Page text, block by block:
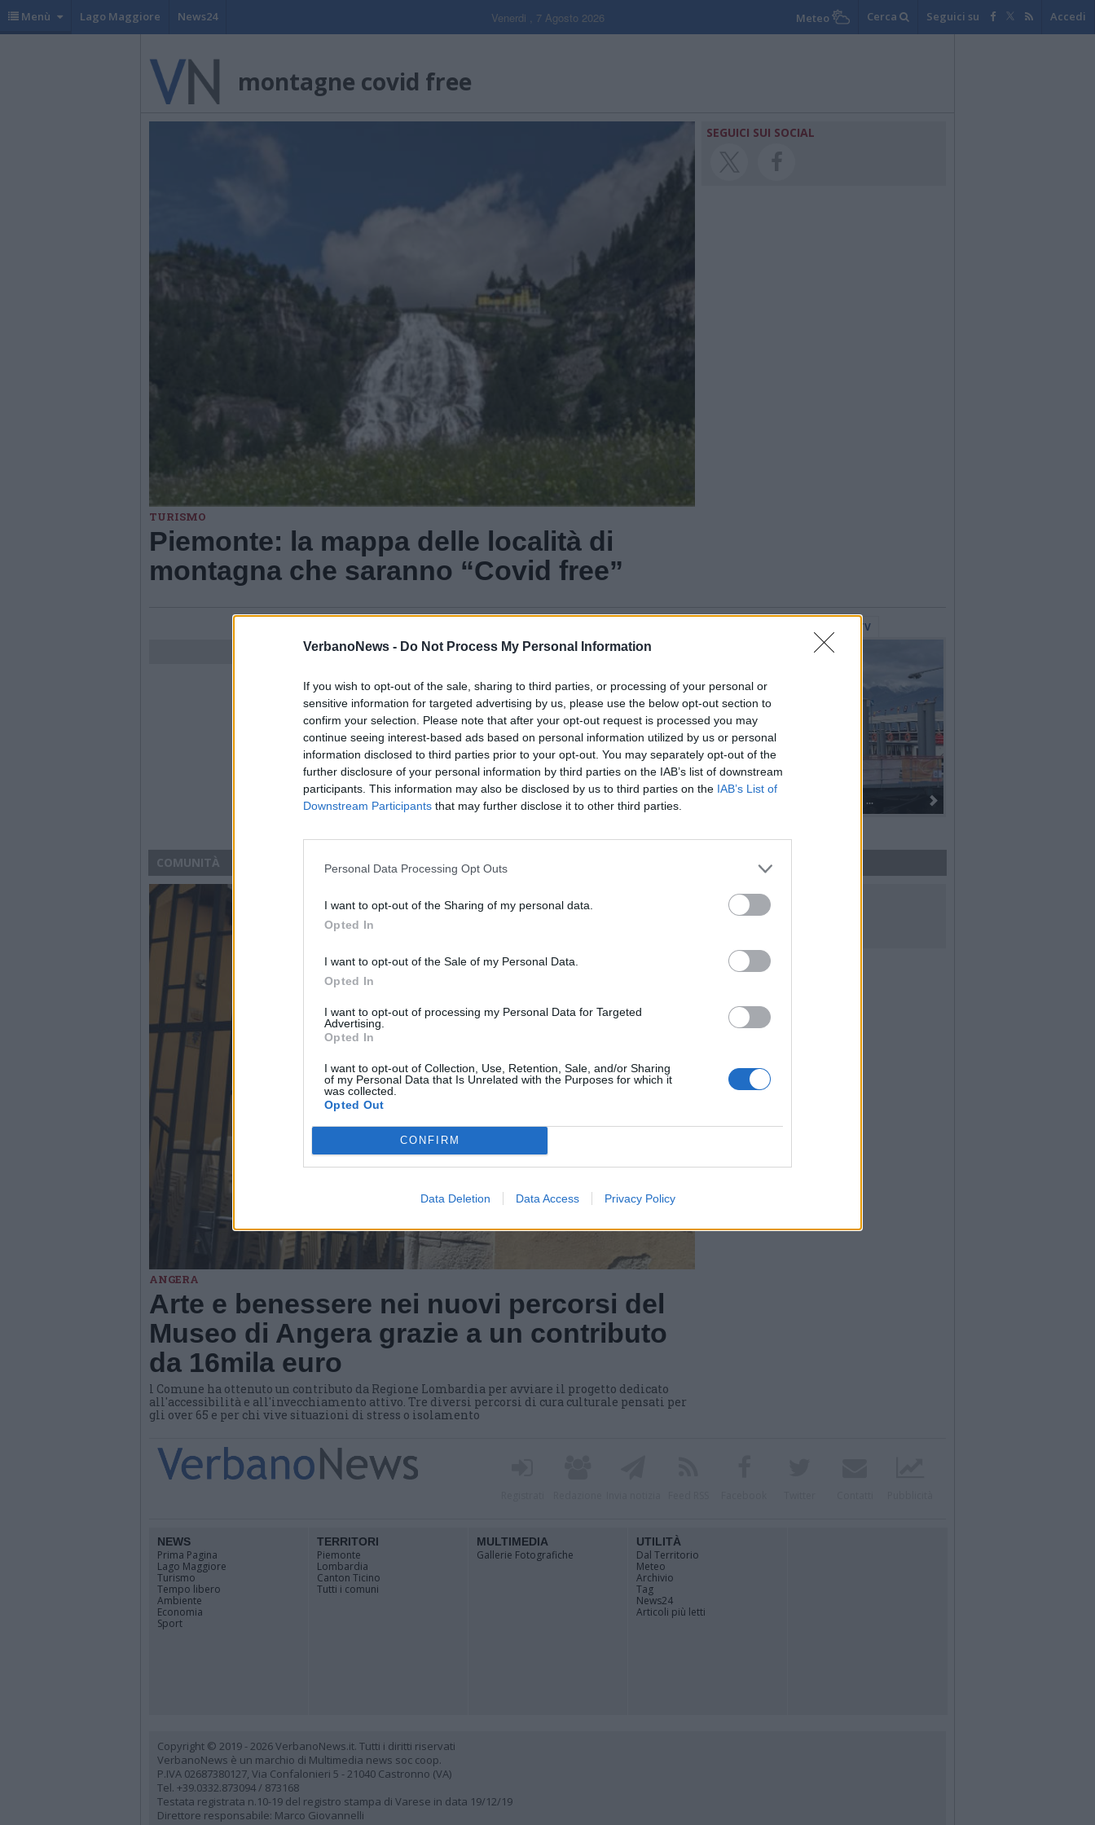
VerbanoNews - Do Not Process My Personal Information
If you wish to opt-out of the sale, sharing to third parties, or processing of your personal or
sensitive information for targeted advertising by us, please use the below opt-out section to
confirm your selection. Please note that after your opt-out request is processed you may
continue seeing interest-based ads based on personal information utilized by us or personal
information disclosed to third parties prior to your opt-out. You may separately opt-out of the
further disclosure of your personal information by third parties on the IAB’s list of downstream
participants. This information may also be disclosed by us to third parties on the IAB’s List of
Downstream Participants that may further disclose it to other third parties.
Personal Data Processing Opt Outs
I want to opt-out of the Sharing of my personal data.
Opted In
I want to opt-out of the Sale of my Personal Data.
Opted In
I want to opt-out of processing my Personal Data for Targeted
Advertising.
Opted In
I want to opt-out of Collection, Use, Retention, Sale, and/or Sharing
of my Personal Data that Is Unrelated with the Purposes for which it
was collected.
Opted Out
CONFIRM
Data Deletion Data Access Privacy Policy
Menù Lago Maggiore News24 Venerdi , 7 Agosto 2026 Meteo Cerca Seguici su Accedi
montagne covid free
TURISMO
Piemonte: la mappa delle località di
montagna che saranno “Covid free”
SEGUICI SUI SOCIAL
Guarda l'archivio
WebTV
Dall’oro alla fiaccola: ...
COMUNITÀ
ANGERA
Arte e benessere nei nuovi percorsi del
Museo di Angera grazie a un contributo
da 16mila euro
l Comune ha ottenuto un contributo da Regione Lombardia per avviare il progetto dedicato
all'accessibilità e all'invecchiamento attivo. Tre diversi percorsi di cura culturale pensati per
gli over 65 e per chi vive situazioni di stress o isolamento
SEGUICI SUI SOCIAL
NEWS
Prima Pagina
Lago Maggiore
Turismo
Tempo libero
Ambiente
Economia
Sport
TERRITORI
Piemonte
Lombardia
Canton Ticino
Tutti i comuni
MULTIMEDIA
Gallerie Fotografiche
UTILITÀ
Dal Territorio
Meteo
Archivio
Tag
News24
Articoli più letti
Copyright © 2019 - 2026 VerbanoNews.it. Tutti i diritti riservati
VerbanoNews è un marchio di Multimedia news soc coop.
P.IVA 02687380127, Via Confalonieri 5 - 21040 Castronno (VA)
Tel. +39.0332.873094 / 873168
Testata registrata n.10-19 del registro stampa di Varese in data 19/12/19
Direttore responsabile: Marco Giovannelli